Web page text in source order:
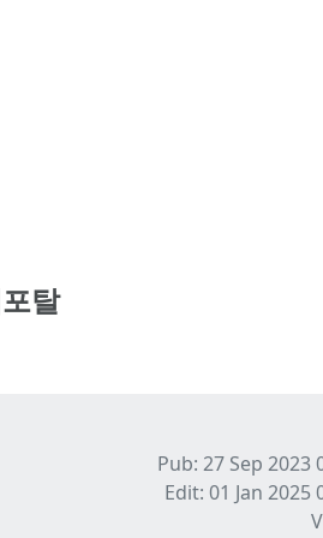
탈
Pub: 27 Sep 2023
Edit: 01 Jan 2025